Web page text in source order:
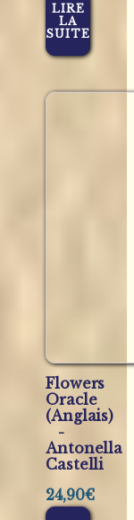
LIRE
LA
SUITE
Flowers
Oracle
(Anglais)
-
Antonella
Castelli
24,90€